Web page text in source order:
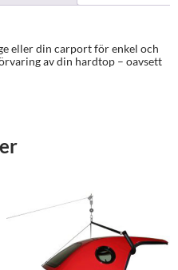
eller din carport för enkel och
av din hardtop – oavsett